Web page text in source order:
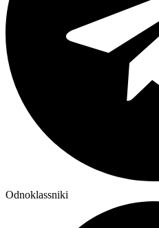
Odnoklassniki